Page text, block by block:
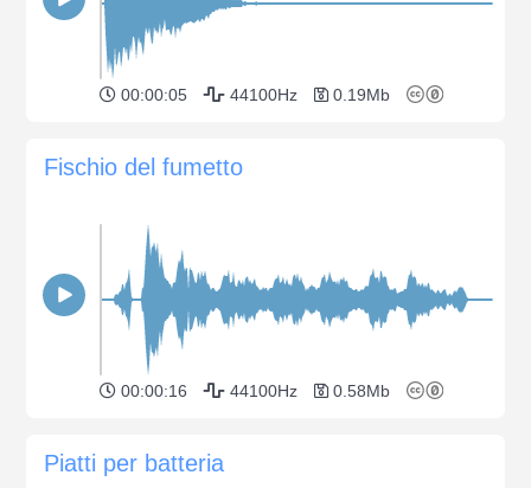
00:00:05 44100Hz 0.19Mb
Fischio del fumetto
00:00:16 44100Hz 0.58Mb
Piatti per batteria